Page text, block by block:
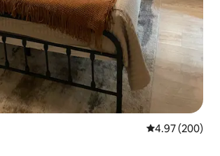
औसत रेटिंग 5 में से
4.97 (200)